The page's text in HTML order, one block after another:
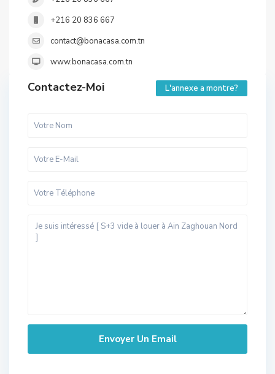
+216 20 836 667
contact@bonacasa.com.tn
www.bonacasa.com.tn
Contactez-Moi L'annexe a montre?